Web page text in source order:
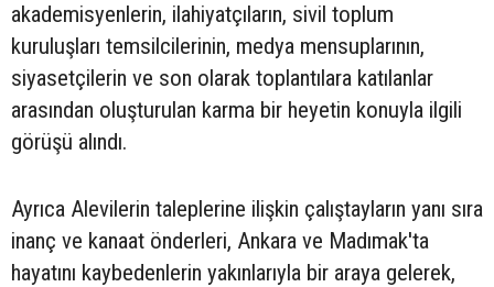
akademisyenlerin, ilahiyatçıların, sivil toplum
kuruluşları temsilcilerinin, medya mensuplarının,
siyasetçilerin ve son olarak toplantılara katılanlar
arasından oluşturulan karma bir heyetin konuyla ilgili
görüşü alındı.
Ayrıca Alevilerin taleplerine ilişkin çalıştayların yanı sıra
inanç ve kanaat önderleri, Ankara ve Madımak'ta
hayatını kaybedenlerin yakınlarıyla bir araya gelerek,